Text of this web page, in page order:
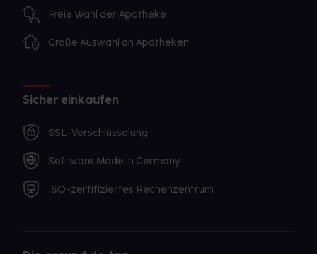
Freie Wahl der Apotheke
Große Auswahl an Apotheken
Sicher einkaufen
SSL-Verschlüsselung
Software Made in Germany
ISO-zertifiziertes Rechenzentrum